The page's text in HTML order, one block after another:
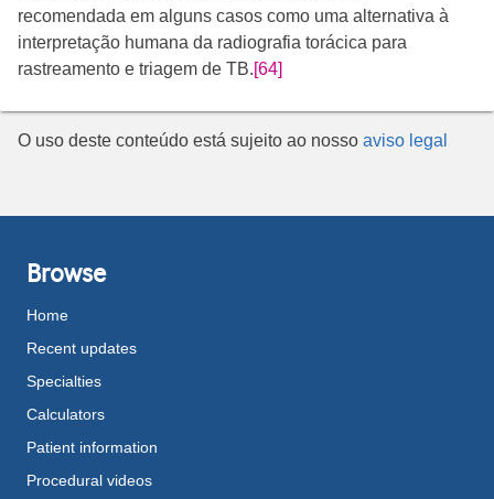
recomendada em alguns casos como uma alternativa à
interpretação humana da radiografia torácica para
rastreamento e triagem de TB.[64]
O uso deste conteúdo está sujeito ao nosso aviso legal
Browse
Home
Recent updates
Specialties
Calculators
Patient information
Procedural videos